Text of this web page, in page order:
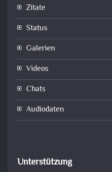
Zitate
Status
Galerien
Videos
Chats
Audiodaten
Unterstützung